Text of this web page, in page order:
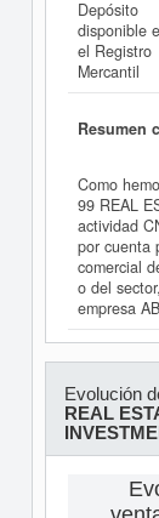
Depósito
disponible
el Registro
Mercantil
Resumen
Como
99 REAL
actividad
por cuenta
comercial
o del
empresa
Evolución
REAL